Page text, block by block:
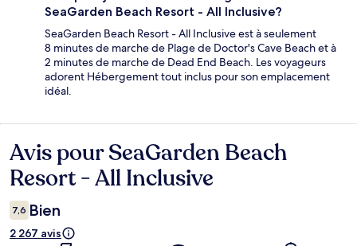
SeaGarden Beach Resort - All Inclusive?
SeaGarden Beach Resort - All Inclusive est à seulement
8 minutes de marche de Plage de Doctor's Cave Beach et à
2 minutes de marche de Dead End Beach. Les voyageurs
adorent Hébergement tout inclus pour son emplacement
idéal.
Avis
Avis pour SeaGarden Beach
Resort - All Inclusive
7,6 Bien
2 267 avis